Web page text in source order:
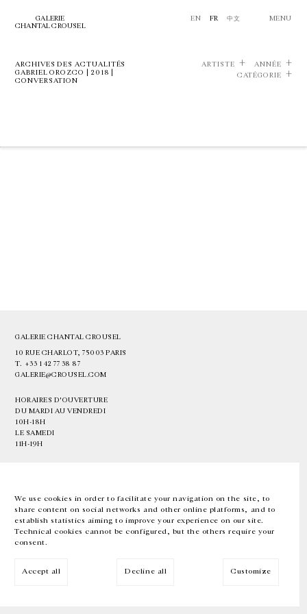
We use cookies in order to facilitate your navigation on the site, to
share content on social networks and other online platforms, and to
establish statistics aiming to improve your experience on our site.
Technical cookies cannot be configured, but the others require your
consent.
Accept all Decline all Customize
GALERIE
CHANTAL CROUSEL
EN FR 中文 MENU
ARCHIVES DES ACTUALITÉS
GABRIEL OROZCO | 2018 |
CONVERSATION
ARTISTE
ANNÉE
CATÉGORIE
GALERIE CHANTAL CROUSEL
10 RUE CHARLOT, 75003 PARIS
T. +33 1 42 77 38 87
GALERIE@CROUSEL.COM
HORAIRES D'OUVERTURE
DU MARDI AU VENDREDI
10H-18H
LE SAMEDI
11H-19H
EN FR 中文 Facebook Instagram
Inscrivez-vous à notre newsletter